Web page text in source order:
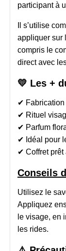
participant à
Il s’utilise
appliquer sur
compris le
direct avec
💛 Les +
✔
✔ Rituel
✔ Parfum
✔ Idéal pour
✔ Coffret prêt
Conseils
Utilisez le
Appliquez
le visage, en
les rides.